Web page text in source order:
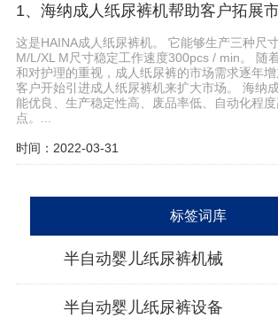
1、海纳成人纸尿裤机帮助客户拓展
这是HAINA成人纸尿裤机。 它能够生产三种尺
M/L/XL M尺寸稳定工作速度300pcs / min。 随
和对护理的重视，成人纸尿裤的市场需求逐年
客户开始引进成人纸尿裤机来扩大市场。 海纳
能优良、生产稳定性高、废品率低、自动化程
点。...
时间：2022-03-31
标签词库
半自动婴儿纸尿裤机械
半自动婴儿纸尿裤设备